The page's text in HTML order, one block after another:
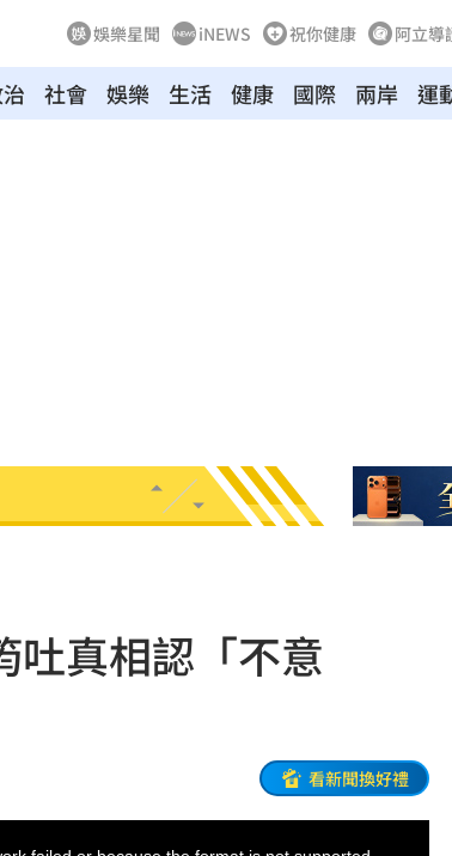
娛樂星聞 iNEWS 祝你健康 阿立導
社會 娛樂 生活 健康 國際 兩岸 運
吐真相認「不意
看新聞換好禮